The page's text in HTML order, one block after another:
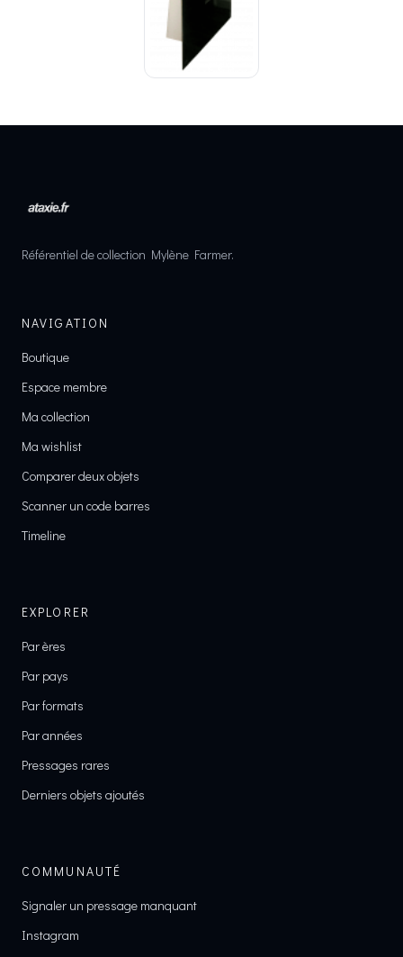
Référentiel de collection Mylène Farmer.
NAVIGATION
Boutique
Espace membre
Ma collection
Ma wishlist
Comparer deux objets
Scanner un code barres
Timeline
EXPLORER
Par ères
Par pays
Par formats
Par années
Pressages rares
Derniers objets ajoutés
COMMUNAUTÉ
Signaler un pressage manquant
Instagram